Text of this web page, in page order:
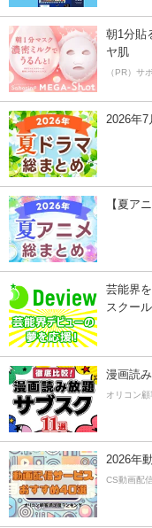
朝1分貼
ヤ肌
（PR）サ
2026年
【夏ア
芸能界
スクー
漫画読
オリコン
2026年
CS動画配